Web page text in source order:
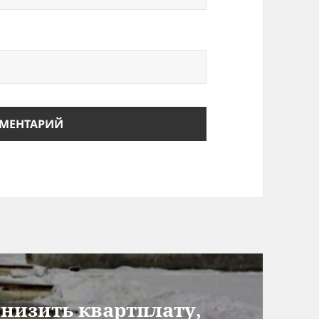
квартплату,